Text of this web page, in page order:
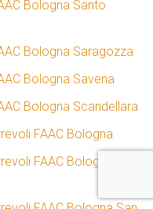
Bologna Santo
Bologna Saragozza
Bologna Savena
Bologna Scandellara
FAAC Bologna
FAAC Bologna San